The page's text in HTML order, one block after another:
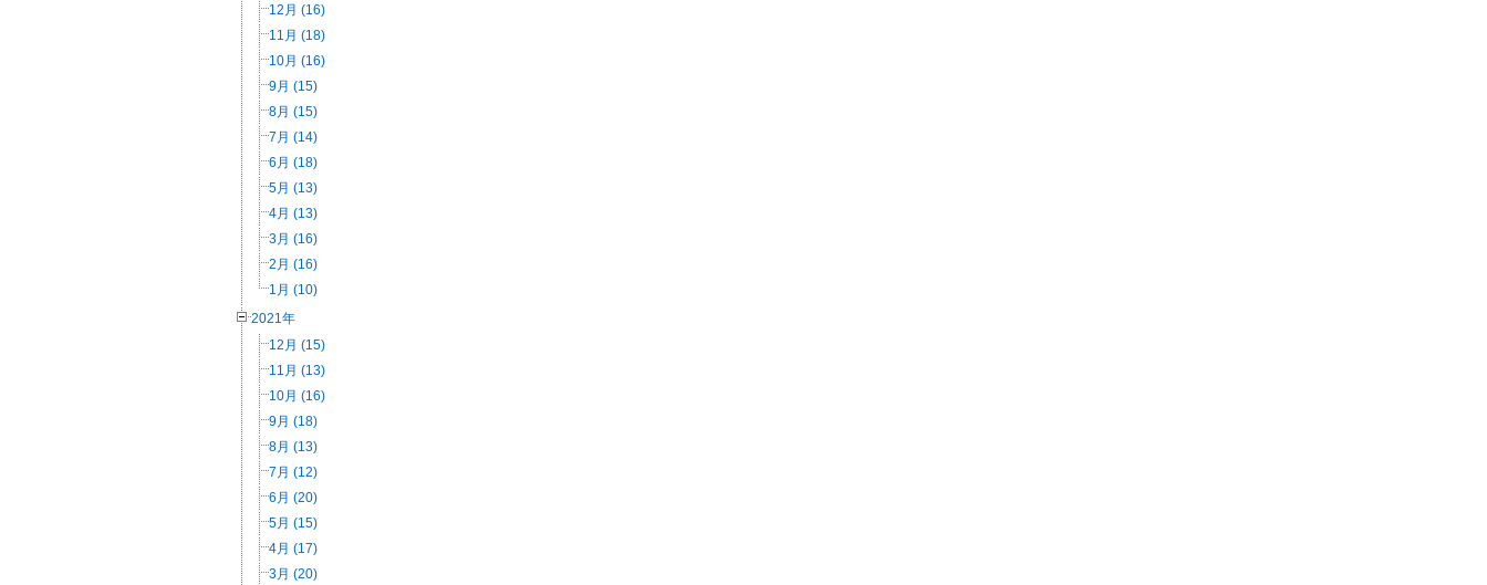
12月 (16)
11月 (18)
10月 (16)
9月 (15)
8月 (15)
7月 (14)
6月 (18)
5月 (13)
4月 (13)
3月 (16)
2月 (16)
1月 (10)
2021年
12月 (15)
11月 (13)
10月 (16)
9月 (18)
8月 (13)
7月 (12)
6月 (20)
5月 (15)
4月 (17)
3月 (20)